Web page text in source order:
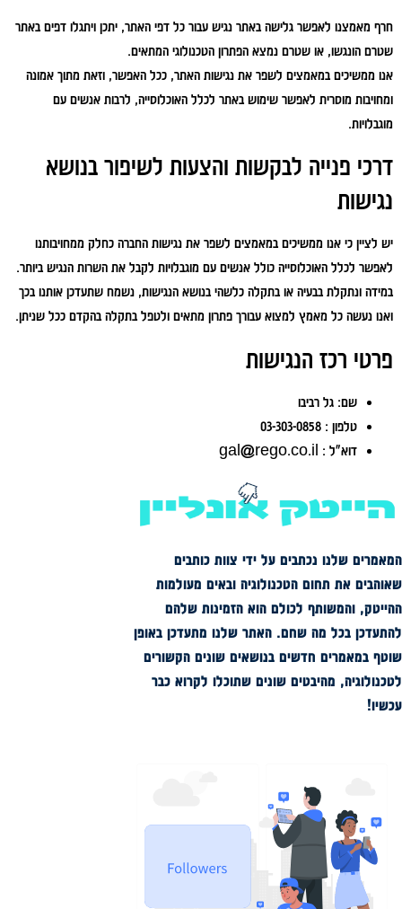
חרף מאמצנו לאפשר גלישה באתר נגיש עבור כל דפי האתר, יתכן ויתגלו דפים באתר
שטרם הונגשו, או שטרם נמצא הפתרון הטכנולוגי המתאים.
אנו ממשיכים במאמצים לשפר את נגישות האתר, ככל האפשר, וזאת מתוך אמונה
ומחויבות מוסרית לאפשר שימוש באתר לכלל האוכלוסייה, לרבות אנשים עם
מוגבלויות.
דרכי פנייה לבקשות והצעות לשיפור בנושא
נגישות
יש לציין כי אנו ממשיכים במאמצים לשפר את נגישות החברה כחלק ממחויבותנו
לאפשר לכלל האוכלוסייה כולל אנשים עם מוגבלויות לקבל את השרות הנגיש ביותר.
במידה ונתקלת בבעיה או בתקלה כלשהי בנושא הנגישות, נשמח שתעדכן אותנו בכך
ואנו נעשה כל מאמץ למצוא עבורך פתרון מתאים ולטפל בתקלה בהקדם ככל שניתן.
פרטי רכז הנגישות
שם: גל רביבו
טלפון : 03-303-0858
דוא”ל : gal@rego.co.il
המאמרים שלנו נכתבים על ידי צוות כותבים
שאוהבים את תחום הטכנולוגיה ובאים מעולמות
ההייטק, והמשותף לכולם הוא הזמינות שלהם
להתעדכן בכל מה שחם. האתר שלנו מתעדכן באופן
שוטף במאמרים חדשים בנושאים שונים הקשורים
לטכנולוגיה, מהיבטים שונים שתוכלו לקרוא כבר
עכשיו!